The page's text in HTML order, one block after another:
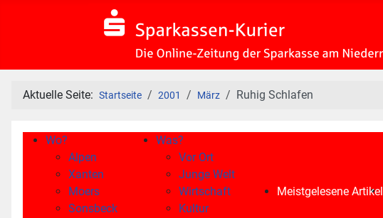
Aktuelle Seite: Startseite 2001 März Ruhig Schlafen
Wo?
Alpen
Xanten
Moers
Sonsbeck
Was?
Vor Ort
Junge Welt
Wirtschaft
Kultur
Meistgelesene Artikel